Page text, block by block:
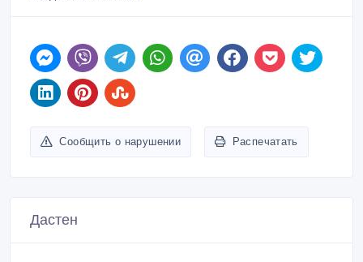
Сообщить о нарушении Распечатать
Дастен